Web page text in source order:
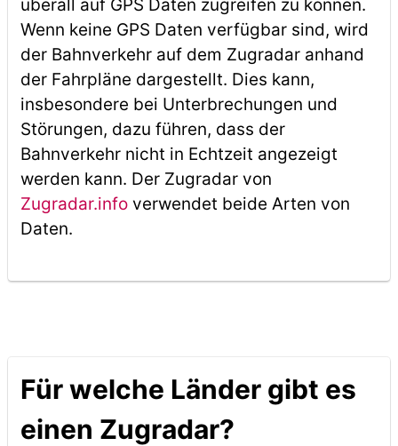
überall auf GPS Daten zugreifen zu können.
Wenn keine GPS Daten verfügbar sind, wird
der Bahnverkehr auf dem Zugradar anhand
der Fahrpläne dargestellt. Dies kann,
insbesondere bei Unterbrechungen und
Störungen, dazu führen, dass der
Bahnverkehr nicht in Echtzeit angezeigt
werden kann. Der Zugradar von
Zugradar.infoverwendet beide Arten von
Daten.
Für welche Länder gibt es
einen Zugradar?